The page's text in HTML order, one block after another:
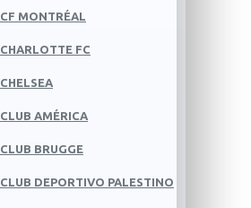
CF MONTRÉAL
CHARLOTTE FC
CHELSEA
CLUB AMÉRICA
CLUB BRUGGE
CLUB DEPORTIVO PALESTINO